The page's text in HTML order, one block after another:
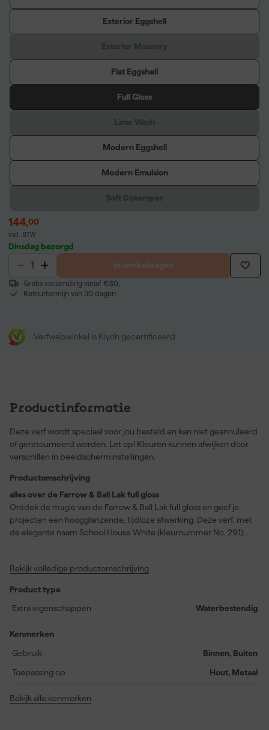
Exterior Eggshell
Flat Eggshell
Full Gloss
Modern Eggshell
Modern Emulsion
144,00
incl. BTW
Dinsdag bezorgd
In winkelwagen
Gratis verzending vanaf €50,-
Retourtermijn van 30 dagen
Verfwebwinkel is Kiyoh gecertificeerd
Productinformatie
Deze verf wordt speciaal voor jou besteld en kan niet geannuleerd
of geretourneerd worden. Let op! Kleuren kunnen afwijken door
verschillen in beeldscherminstellingen.
Productomschrijving
alles over de Farrow & Ball Lak full gloss
Ontdek de magie van de Farrow & Ball Lak full gloss en geef je
projecten een hoogglanzende, tijdloze afwerking. Deze verf, met
de elegante naam School House White (kleurnummer No. 291),
robuust, waterdicht en bestand tegen bladderen en schilferen.
oppervlakken wilt vernieuwen, deze verf dekt het allemaal. Met
een rendement van 12 vierkante meter per liter en een droogtijd
al een tweede laag aanbrengen! Is dit de veelzijdige oplossing die
Bekijk volledige productomschrijving
Product type
Extra eigenschappen
Waterbestendig
Kenmerken
Gebruik
Binnen, Buiten
Toepassing op Hout, Metaal
Bekijk alle kenmerken